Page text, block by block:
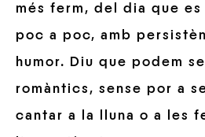
més ferm, del dia que
poc a poc, amb
humor. Diu que podem
romàntics, sense por a
cantar a la lluna o a les